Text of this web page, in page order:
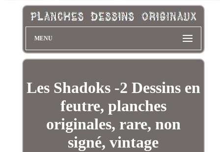
MENU
Les Shadoks -2 Dessins en
feutre, planches
originales, rare, non
signé, vintage